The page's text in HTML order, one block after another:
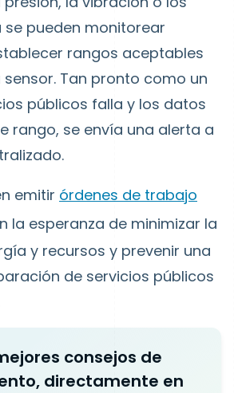
se pueden monitorear
rangos aceptables
Tan pronto como un
públicos falla y los datos
rango, se envía una alerta a
emitir órdenes de trabajo
la esperanza de minimizar la
y recursos y prevenir una
de servicios públicos
consejos de
directamente en